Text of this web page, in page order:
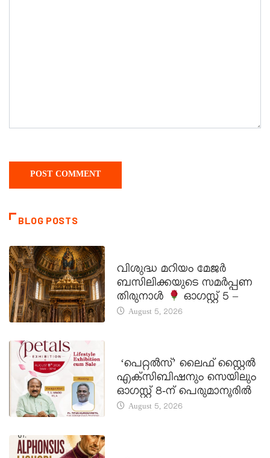
BLOG POSTS
വിശുദ്ധ മറിയം മേജർ
ബസിലിക്കയുടെ സമർപ്പണ
തിരുനാൾ
ഓഗസ്റ്റ് 5 –
August 5, 2026
‘പെറ്റൽസ്’ ലൈഫ് സ്റ്റൈൽ
എക്സിബിഷനും സെയിലും
ഓഗസ്റ്റ് 8-ന് പെരുമാനൂരിൽ
August 5, 2026